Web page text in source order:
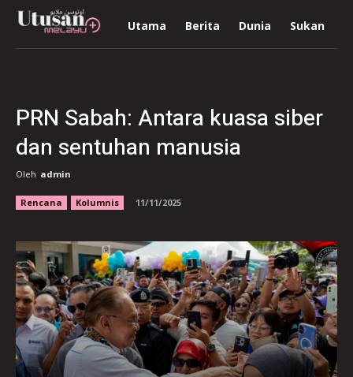
Utama Berita Dunia Sukan
PRN Sabah: Antara kuasa siber
dan sentuhan manusia
Oleh admin
Rencana Kolumnis 11/11/2025